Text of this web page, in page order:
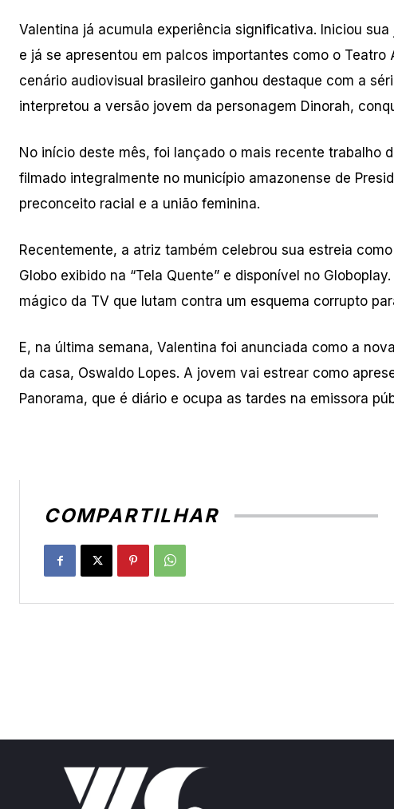
Valentina já acumula experiência significativa. Iniciou
e já se apresentou em palcos importantes como o
cenário audiovisual brasileiro ganhou destaque com a
interpretou a versão jovem da personagem Dinorah,
No início deste mês, foi lançado o mais recente trabalho
filmado integralmente no município amazonense de
preconceito racial e a união feminina.
Recentemente, a atriz também celebrou sua estreia
Globo exibido na “Tela Quente” e disponível no
mágico da TV que lutam contra um esquema corrupto
E, na última semana, Valentina foi anunciada como a
da casa, Oswaldo Lopes. A jovem vai estrear como
Panorama, que é diário e ocupa as tardes na emissora
COMPARTILHAR